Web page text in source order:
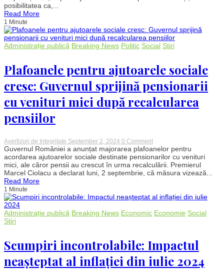
cu
posibile
întârzieri
minore
unii
beneficiari
posibilitatea ca,...
Read More
1 Minute
Administrație publică Breaking News Politic Social Stiri
Plafoanele pentru ajutoarele sociale
cresc: Guvernul sprijină pensionarii
cu venituri mici după recalcularea
pensiilor
Avertizori de Integritate September 2, 2024 0 Commenton
Plafoanele
pentru
ajutoarele
sociale
cresc:
pensionarii
venituri
mici
Guvernul României a anunțat majorarea plafoanelor pentru
acordarea ajutoarelor sociale destinate pensionarilor cu venituri
mici, ale căror pensii au crescut în urma recalculării. Premierul
Marcel Ciolacu a declarat luni, 2 septembrie, că măsura vizează...
Read More
1 Minute
Administrație publică Breaking News Economic Economie Social
Stiri
Scumpiri incontrolabile: Impactul
neașteptat al inflației din iulie 2024